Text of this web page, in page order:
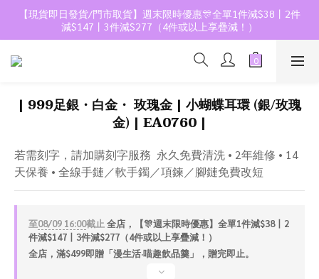
【現貨即日發貨/門市取貨】週末限時優惠🎊全單1件減$38丨2件
減$147丨3件減$277（4件或以上享疊減！）
| 999足銀・白金・ 玫瑰金 | 小蝴蝶耳環 (銀/玫瑰
金) | EA0760 |
若需刻字，請加購刻字服務  永久免費清洗 • 2年維修 • 14
天保養 • 全線手鏈／軟手鐲／項鍊／腳鏈免費改短
至08/09 16:00截止 全店，【🎊週末限時優惠】全單1件減$38丨2
件減$147丨3件減$277（4件或以上享疊減！）
全店，滿$499即贈「漫生活·喵趣飲品羹」，贈完即止。